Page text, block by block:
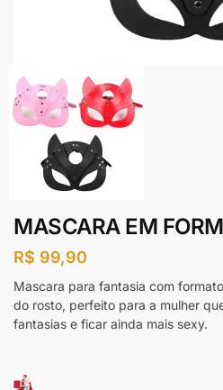
MASCARA EM
R$ 99,90
Mascara para fantasia com
do rosto, perfeito para a mulher
fantasias e ficar ainda mais sexy.